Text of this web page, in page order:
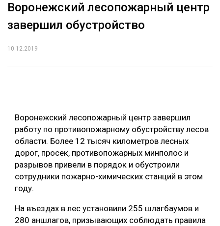
РЕКЛАМОДАТЕЛЯМ
ЛЕСНОЕ ХОЗЯЙСТВО
ЦИФРОВАЯ СРЕДА
БИОЭНЕРГЕТИКА
ЛЕСОВОССТАНОВЛЕНИЕ И ЗАЩИТА
ЛОГИСТИКА
ПРОИЗВОДСТВО ДРЕВЕСНЫХ ПЛИТ
ЦБП
РУБРИКИ
ТЕМАТИЧЕСКИЕ ПРОЕКТЫ
Воронежский лесопожарный центр
завершил обустройство
10.12.2019
Воронежский лесопожарный центр завершил
работу по противопожарному обустройству лесов
области. Более 12 тысяч километров лесных
дорог, просек, противопожарных минполос и
разрывов привели в порядок и обустроили
сотрудники пожарно-химических станций в этом
году.
На въездах в лес установили 255 шлагбаумов и
280 аншлагов, призывающих соблюдать правила